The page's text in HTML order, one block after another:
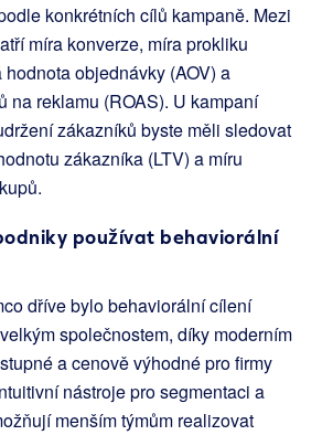
konkrétních cílů kampaně. Mezi
míra konverze, míra prokliku
objednávky (AOV) a
na reklamu (ROAS). U kampaní
zákazníků byste měli sledovat
zákazníka (LTV) a míru
používat behaviorální
dříve bylo behaviorální cílení
společnostem, díky moderním
a cenově výhodné pro firmy
nástroje pro segmentaci a
menším týmům realizovat